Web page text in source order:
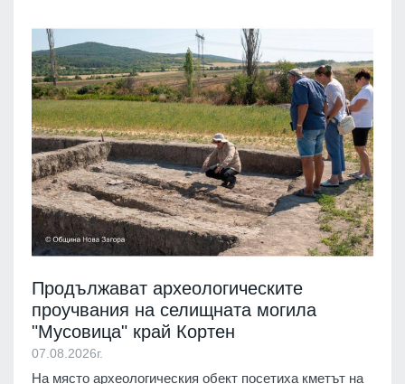
Продължават археологическите
проучвания на селищната могила
"Мусовица" край Кортен
07.08.2026г.
На място археологическия обект посетиха кметът на